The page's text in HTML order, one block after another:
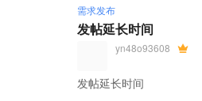
需求发布
发帖延长时间
yn48o93608
发帖延长时间